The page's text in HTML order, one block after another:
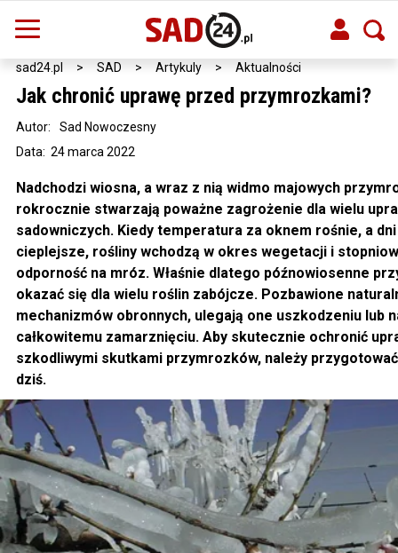
sad24.pl > SAD > Artykuly > Aktualności
Jak chronić uprawę przed przymrozkami?
Data: 24 marca 2022
Autor: Sad Nowoczesny
Nadchodzi wiosna, a wraz z nią widmo majowych
rokrocznie stwarzają poważne zagrożenie dla wielu
sadowniczych. Kiedy temperatura za oknem rośnie, a
cieplejsze, rośliny wchodzą w okres wegetacji i
odporność na mróz. Właśnie dlatego późnowiosenne
okazać się dla wielu roślin zabójcze. Pozbawione
mechanizmów obronnych, ulegają one uszkodzeniu lub
całkowitemu zamarznięciu. Aby skutecznie ochronić
szkodliwymi skutkami przymrozków, należy
dziś.